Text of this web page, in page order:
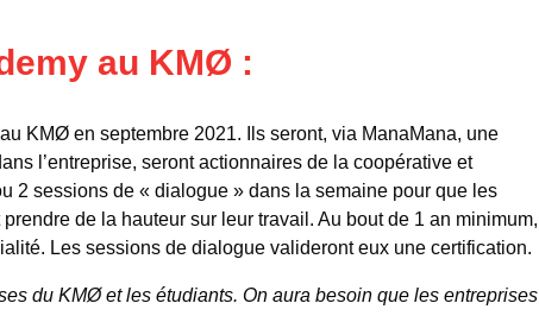
au KMØ :
KMØ en septembre 2021. Ils seront, via ManaMana, une
l’entreprise, seront actionnaires de la coopérative et
2 sessions de « dialogue » dans la semaine pour que les
de la hauteur sur leur travail. Au bout de 1 an minimum,
Les sessions de dialogue valideront eux une certification.
du KMØ et les étudiants. On aura besoin que les entreprises